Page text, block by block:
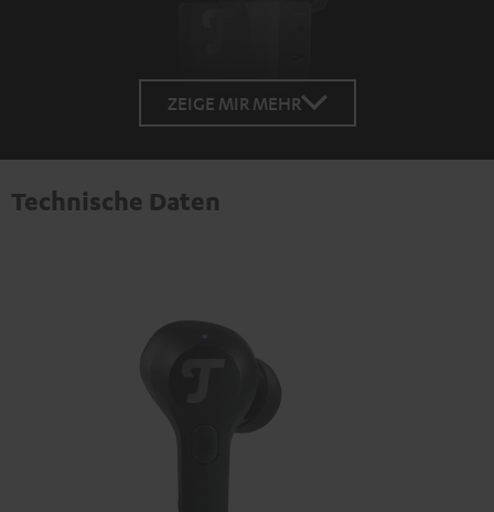
ZEIGE MIR MEHR
Technische Daten